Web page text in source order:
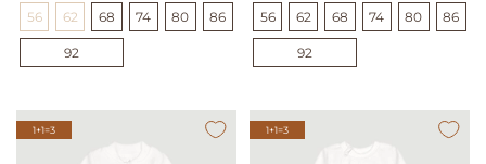
56 62 68 74 80 86
92
56 62 68 74 80 86
92
1+1=3 1+1=3